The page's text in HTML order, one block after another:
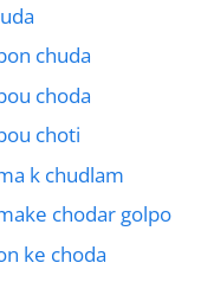
chuda
choda
choti
k chudlam
chodar golpo
ke choda